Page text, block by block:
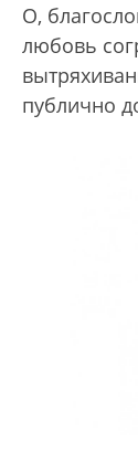
О,
любовь
публично